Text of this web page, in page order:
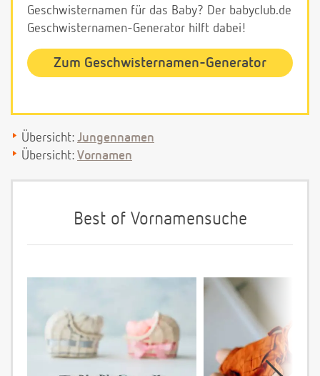
Geschwisternamen für das Baby? Der babyclub.de
Geschwisternamen-Generator hilft dabei!
Zum Geschwisternamen-Generator
Übersicht: Jungennamen
Übersicht: Vornamen
Best of Vornamensuche